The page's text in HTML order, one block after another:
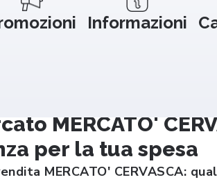
Informazioni
MERCATO'
per la tua spesa
MERCATO' CERVASCA: